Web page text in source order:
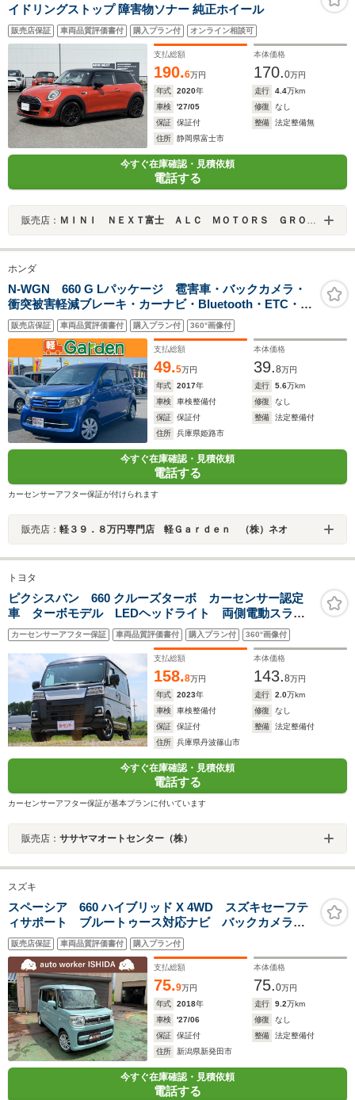
イドリングストップ 障害物ソナー 純正ホイール
販売店保証 車両品質評価書付 購入プラン付 オンライン相談可
支払総額
190.6万円
本体価格
170.0万円
年式
2020年 走行 4.4万km
車検
'27/05 修復
なし
保証
保証付 整備
法定整備無
住所
静岡県富士市
今すぐ在庫確認・見積依頼
電話する
販売店： ＭＩＮＩ ＮＥＸＴ富士 ＡＬＣ ＭＯＴＯＲＳ ＧＲＯＵＰ
ホンダ
N-WGN 660 G Lパッケージ 雹害車・バックカメラ・
衝突被害軽減ブレーキ・カーナビ・Bluetooth・ETC・
CD/DVD再生・スマートキー&プッシュスタート・ベンチ
シート・ルームクリーニング
販売店保証 車両品質評価書付 購入プラン付 360°画像付
支払総額
49.5万円
本体価格
39.8万円
年式
2017年 走行 5.6万km
車検
車検整備付 修復
なし
保証
保証付 整備
法定整備付
住所
兵庫県姫路市
今すぐ在庫確認・見積依頼
電話する
カーセンサーアフター保証が付けられます
販売店： 軽３９．８万円専門店 軽Ｇａｒｄｅｎ （株）ネオ
トヨタ
ピクシスバン 660 クルーズターボ カーセンサー認定
車 ターボモデル LEDヘッドライト 両側電動スライ
ドドア 純正ナビ Bluetooth Bカメラ ETC2.0
カーセンサーアフター保証 車両品質評価書付 購入プラン付 360°画像付
支払総額
158.8万円
本体価格
143.8万円
年式
2023年 走行 2.0万km
車検
車検整備付 修復
なし
保証
保証付 整備
法定整備付
住所
兵庫県丹波篠山市
今すぐ在庫確認・見積依頼
電話する
カーセンサーアフター保証が基本プランに付いています
販売店： ササヤマオートセンター（株）
スズキ
スペーシア 660 ハイブリッド X 4WD スズキセーフテ
ィサポート ブルートゥース対応ナビ バックカメラ
スマートキー 両側電動スライドドア シートヒーター
販売店保証 車両品質評価書付 購入プラン付
支払総額
75.9万円
本体価格
75.0万円
年式
2018年 走行 9.2万km
車検
'27/06 修復
なし
保証
保証付 整備
法定整備付
住所
新潟県新発田市
今すぐ在庫確認・見積依頼
電話する